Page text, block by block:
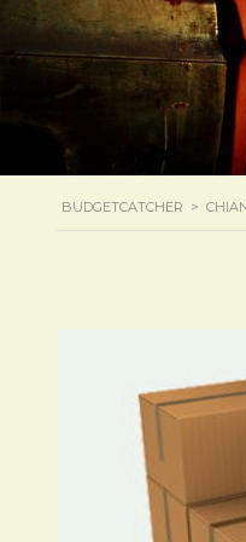
BUDGETCATCHER >